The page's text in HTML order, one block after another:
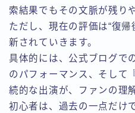
索結果でもその文脈が残り
ただし、現在の評価は“復
新されていきます。
具体的には、公式ブログで
のパフォーマンス、そして
続的な出演が、ファンの理
初心者は、過去の一点だけ